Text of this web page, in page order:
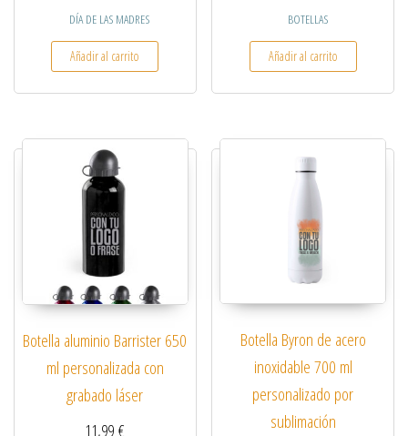
DÍA DE LAS MADRES
Añadir al carrito
BOTELLAS
Añadir al carrito
Botella aluminio Barrister 650
ml personalizada con
grabado láser
11,99€
Botella Byron de acero
inoxidable 700 ml
personalizado por
sublimación